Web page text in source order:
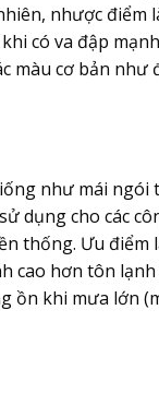
nhược điểm
có va đập
màu cơ bản như
như mái
dụng cho các
thống. Ưu
cao hơn tôn
ồn khi mưa lớn